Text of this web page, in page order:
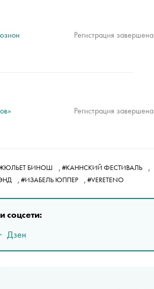
Регистрация завершена
Регистрация завершена
БИНОШ , #КАННСКИЙ ФЕСТИВАЛЬ
,
, #ИЗАБЕЛЬ ЮППЕР , #VERETENO
соцсети:
Дзен